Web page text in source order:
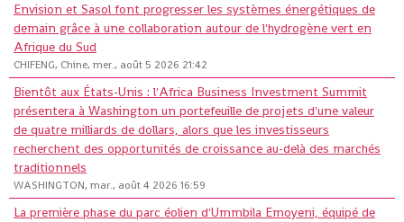
Envision et Sasol font progresser les systèmes énergétiques de
demain grâce à une collaboration autour de l'hydrogène vert en
Afrique du Sud
CHIFENG, Chine, mer., août 5 2026 21:42
Bientôt aux États-Unis : l'Africa Business Investment Summit
présentera à Washington un portefeuille de projets d'une valeur
de quatre milliards de dollars, alors que les investisseurs
recherchent des opportunités de croissance au-delà des marchés
traditionnels
WASHINGTON, mar., août 4 2026 16:59
La première phase du parc éolien d'Ummbila Emoyeni, équipé de